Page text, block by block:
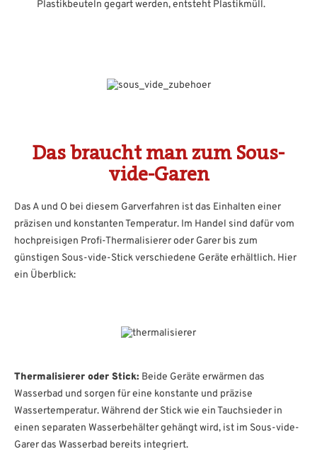
Plastikbeuteln gegart werden, entsteht Plastikmüll.
Das braucht man zum Sous-
vide-Garen
Das A und O bei diesem Garverfahren ist das Einhalten einer
präzisen und konstanten Temperatur. Im Handel sind dafür vom
hochpreisigen Profi-Thermalisierer oder Garer bis zum
günstigen Sous-vide-Stick verschiedene Geräte erhältlich. Hier
ein Überblick:
Thermalisierer oder Stick: Beide Geräte erwärmen das
Wasserbad und sorgen für eine konstante und präzise
Wassertemperatur. Während der Stick wie ein Tauchsieder in
einen separaten Wasserbehälter gehängt wird, ist im Sous-vide-
Garer das Wasserbad bereits integriert.